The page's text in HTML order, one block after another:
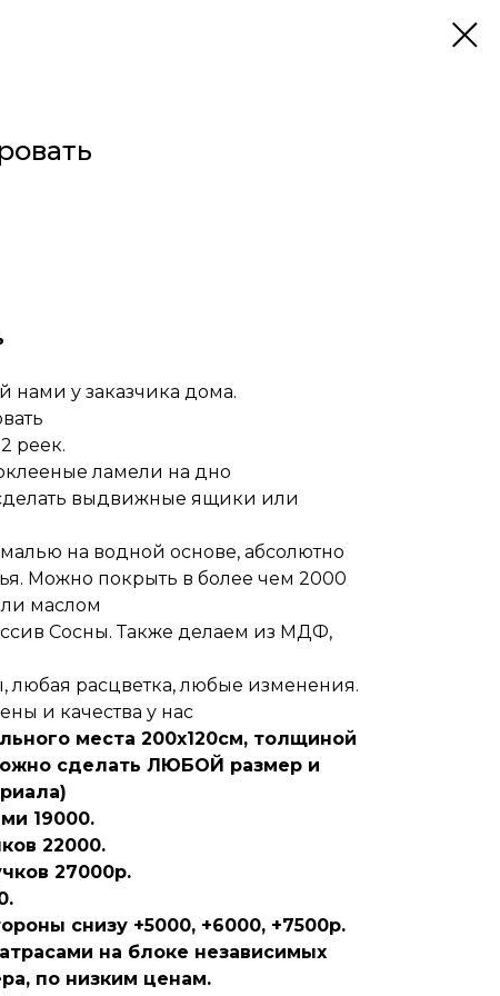
нами у заказчика дома.
реек.
ламели на дно
выдвижные ящики или
на водной основе, абсолютно
Можно покрыть в более чем 2000
маслом
Сосны. Также делаем из МДФ,
расцветка, любые изменения.
и качества у нас
места 200х120см, толщиной
сделать ЛЮБОЙ размер и
19000.
22000.
27000р.
снизу +5000, +6000, +7500р.
на блоке независимых
по низким ценам.